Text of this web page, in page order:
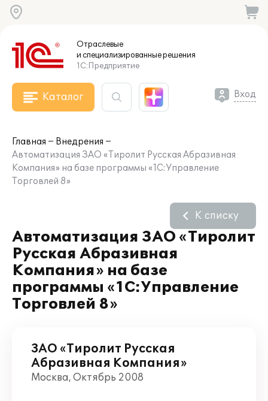
Отраслевые
и специализированныерешения
1С:Предприятие
Каталог Вход
Главная
Внедрения
Автоматизация ЗАО «Тиролит Русская Абразивная
Компания» на базе программы «1С:Управление
Торговлей 8»
Автоматизация ЗАО «Тиролит
Русская Абразивная
Компания» на базе
программы «1С:Управление
Торговлей 8»
К списку
ЗАО «Тиролит Русская
Абразивная Компания»
Москва, Октябрь 2008